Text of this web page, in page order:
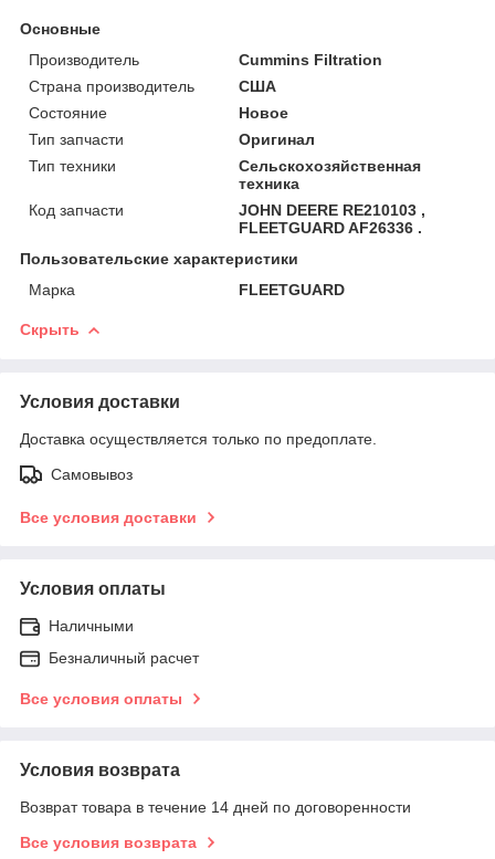
Основные
Производитель
Cummins Filtration
Страна производитель
США
Состояние
Новое
Тип запчасти
Оригинал
Тип техники
Сельскохозяйственная
техника
Код запчасти
JOHN DEERE RE210103 ,
FLEETGUARD AF26336 .
Пользовательские характеристики
Марка
FLEETGUARD
Скрыть
Условия доставки
Доставка осуществляется только по предоплате.
Самовывоз
Все условия доставки
Условия оплаты
Наличными
Безналичный расчет
Все условия оплаты
Условия возврата
Возврат товара в течение 14 дней по договоренности
Все условия возврата